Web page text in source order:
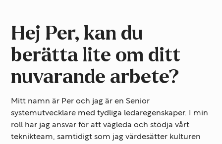
Hej Per, kan du
berätta lite om ditt
nuvarande arbete?
Mitt namn är Per och jag är en Senior
systemutvecklare med tydliga ledaregenskaper. I min
roll har jag ansvar för att vägleda och stödja vårt
teknikteam, samtidigt som jag värdesätter kulturen